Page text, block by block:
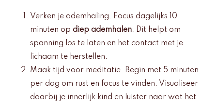
Verken je ademhaling. Focus dagelijks 10
minuten op diep ademhalen. Dit helpt om
spanning los te laten en het contact met je
lichaam te herstellen.
Maak tijd voor meditatie. Begin met 5 minuten
per dag om rust en focus te vinden. Visualiseer
daarbij je innerlijk kind en luister naar wat het